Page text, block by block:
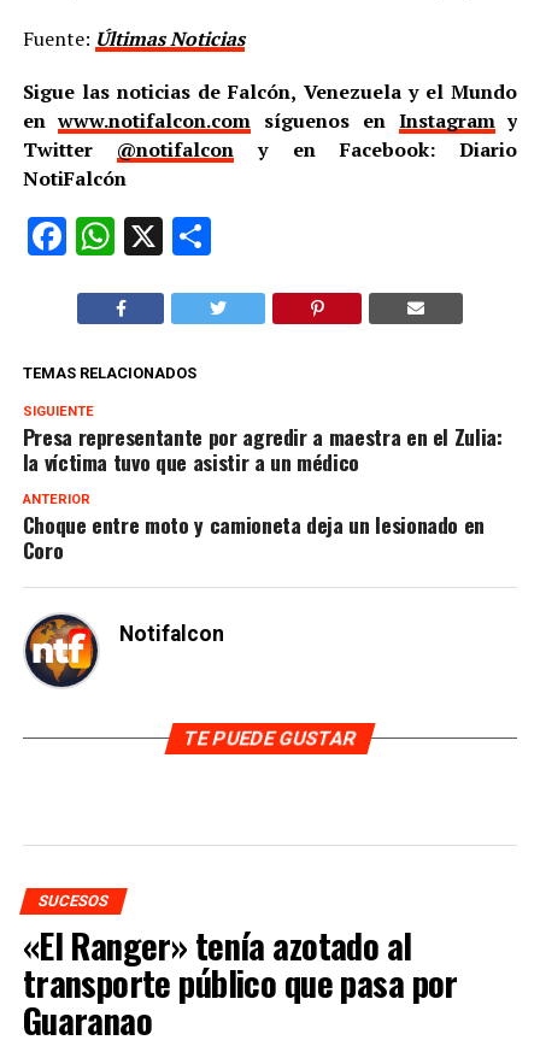
Fuente: Últimas Noticias
Sigue las noticias de Falcón, Venezuela y el Mundo
enwww.notifalcon.com síguenos en Instagramy
Twitter @notifalcon y en Facebook: Diario
NotiFalcón
Facebook
WhatsApp
X Compartir
TEMAS RELACIONADOS
SIGUIENTE
Presa representante por agredir a maestra en el Zulia:
la víctima tuvo que asistir a un médico
ANTERIOR
Choque entre moto y camioneta deja un lesionado en
Coro
Notifalcon
TE PUEDE GUSTAR
SUCESOS
«El Ranger» tenía azotado al
transporte público que pasa por
Guaranao